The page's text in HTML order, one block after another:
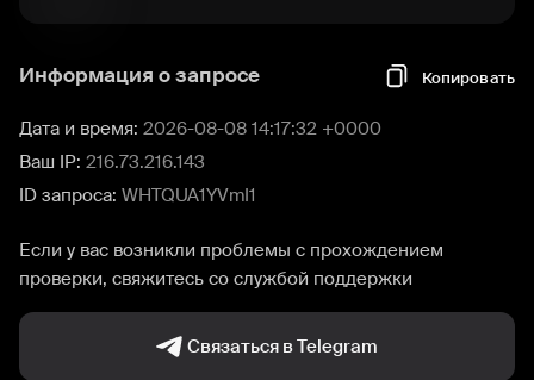
Информация о запросе Копировать
Дата и время: 2026-08-08 14:17:32 +0000
Ваш IP: 216.73.216.143
ID запроса: WHTQUA1YVmI1
Если у вас возникли проблемы с прохождением
проверки, свяжитесь со службой поддержки
Связаться в Telegram